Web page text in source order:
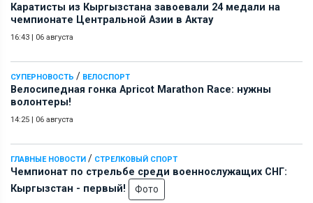
Каратисты из Кыргызстана завоевали 24 медали на
чемпионате Центральной Азии в Актау
16:43 | 06 августа
СУПЕРНОВОСТЬ / ВЕЛОСПОРТ
Велосипедная гонка Apricot Marathon Race: нужны
волонтеры!
14:25 | 06 августа
ГЛАВНЫЕ НОВОСТИ / СТРЕЛКОВЫЙ СПОРТ
Чемпионат по стрельбе среди военнослужащих СНГ:
Кыргызстан - первый!
Фото